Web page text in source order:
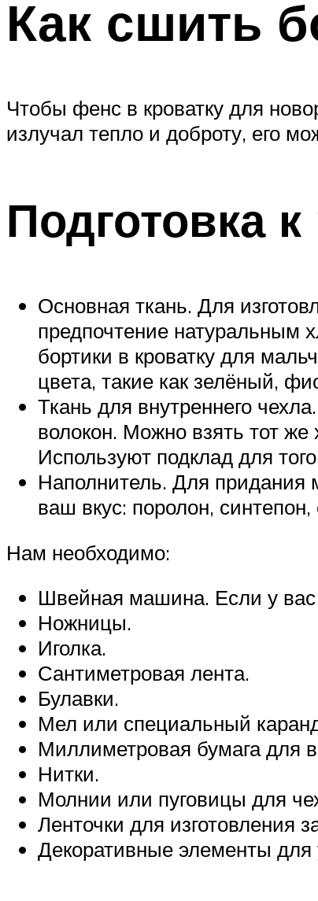
Как сшить
Чтобы фенс в кроватку для
излучал тепло и доброту, его
Подготовка к
Основная ткань. Для
предпочтение натуральным
бортики в кроватку для
цвета, такие как зелёный,
Ткань для внутреннего
волокон. Можно взять тот
Используют подклад для
Наполнитель. Для придания
ваш вкус: поролон, синтепон,
Нам необходимо:
Швейная машина. Если у
Ножницы.
Иголка.
Сантиметровая лента.
Булавки.
Мел или специальный
Миллиметровая бумага для
Нитки.
Молнии или пуговицы для
Ленточки для изготовления
Декоративные элементы для